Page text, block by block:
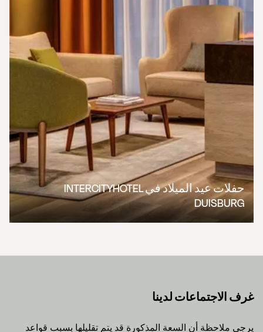
حفلات عيد الميلاد في INTERCITYHOTEL
DUISBURG
غرف الاجتماعات لدينا
يرجى ملاحظة أن السعة المذكورة قد يتم تقليلها بسبب قواعد